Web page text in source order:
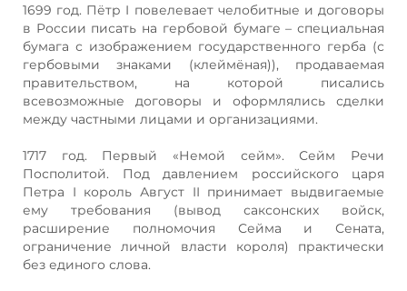
1699 год. Пётр I повелевает челобитные и договоры
в России писать на гербовой бумаге – специальная
бумага с изображением государственного герба (с
гербовыми знаками (клеймёная)), продаваемая
правительством, на которой писались
всевозможные договоры и оформлялись сделки
между частными лицами и организациями.
1717 год. Первый «Немой сейм». Сейм Речи
Посполитой. Под давлением российского царя
Петра I король Август II принимает выдвигаемые
ему требования (вывод саксонских войск,
расширение полномочия Сейма и Сената,
ограничение личной власти короля) практически
без единого слова.